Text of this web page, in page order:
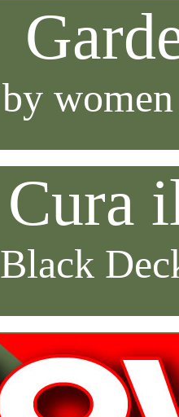
by
Cura
Black